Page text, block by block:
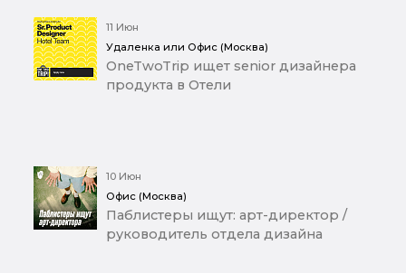
11 Июн
Удаленка или Офис (Москва)
OneTwoTrip ищет senior дизайнера
продукта в Отели
10 Июн
Офис (Москва)
Паблистеры ищут: арт-директор /
руководитель отдела дизайна